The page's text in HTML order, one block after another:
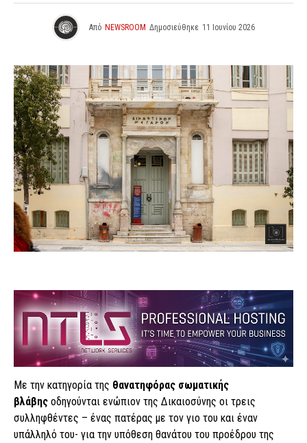
Από NEWSROOM Δημοσιεύθηκε 11 Ιουνίου 2026
Με την κατηγορία της θανατηφόρας σωματικής
βλάβης οδηγούνται ενώπιον της Δικαιοσύνης οι τρεις
συλληφθέντες – ένας πατέρας με τον γιο του και έναν
υπάλληλό του- για την υπόθεση θανάτου του προέδρου της